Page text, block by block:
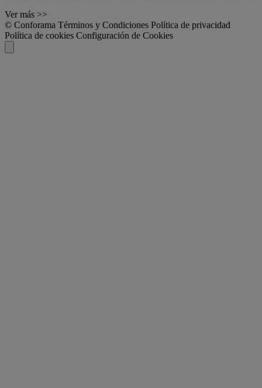
Ver más >>
© Conforama Términos y Condiciones Política de privacidad
Política de cookies Configuración de Cookies